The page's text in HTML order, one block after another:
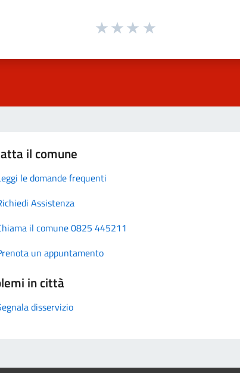
il comune
le domande frequenti
Assistenza
il comune 0825 445211
un appuntamento
in città
disservizio